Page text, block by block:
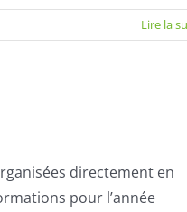
Lire la
directement en
pour l’année